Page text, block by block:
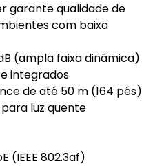
garante qualidade de
com baixa
(ampla faixa dinâmica)
integrados
de até 50 m (164 pés)
para luz quente
(IEEE 802.3af)